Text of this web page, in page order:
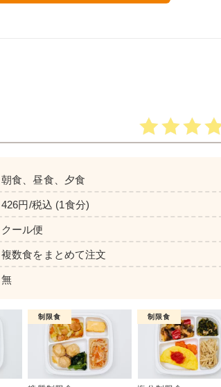
健康バランス
朝食、昼食、夕食
426円/税込 (1食分)
クール便
複数食をまとめて注文
無
制限食 制限食